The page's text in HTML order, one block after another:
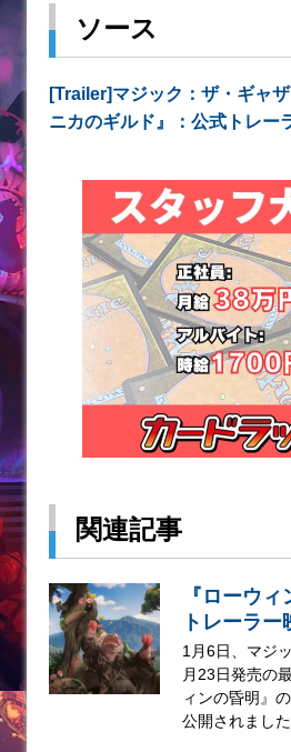
ソース
[Trailer]マジック：ザ・ギャ
ニカのギルド』：公式トレー
関連記事
『ローウ
トレーラ
1月6日、マジ
月23日発売の
ィンの昏明』
公開されまし